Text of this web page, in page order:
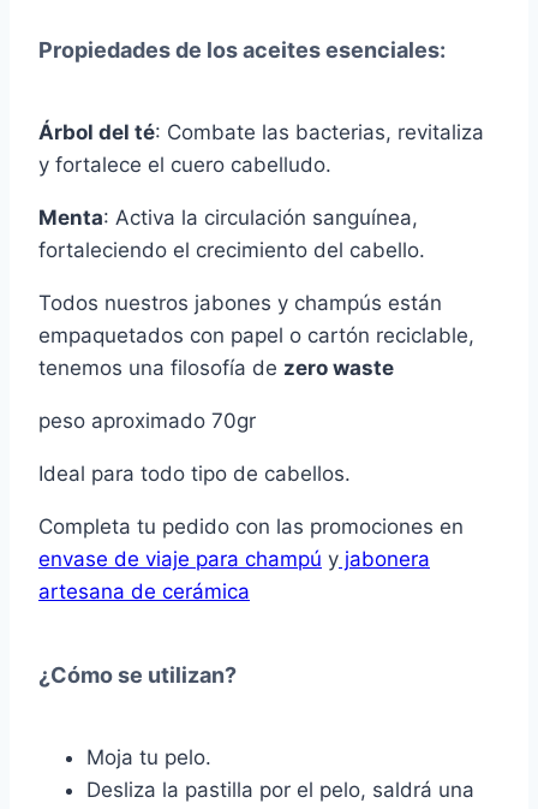
Propiedades de los aceites esenciales:
Árbol del té: Combate las bacterias, revitaliza
y fortalece el cuero cabelludo.
Menta: Activa la circulación sanguínea,
fortaleciendo el crecimiento del cabello.
Todos nuestros jabones y champús están
empaquetados con papel o cartón reciclable,
tenemos una filosofía de zero waste
peso aproximado 70gr
Ideal para todo tipo de cabellos.
Completa tu pedido con las promociones en
envase de viaje para champú y jabonera
artesana de cerámica
¿Cómo se utilizan?
Moja tu pelo.
Desliza la pastilla por el pelo, saldrá una